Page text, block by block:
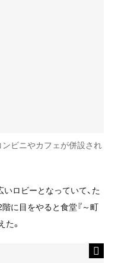
ビニやカフェが併設され
ロビーとなっていて、た
に目をやると食堂『～町
。